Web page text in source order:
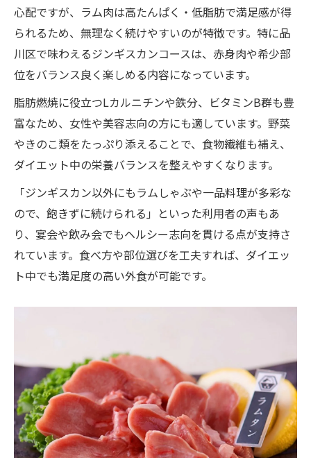
心配ですが、ラム肉は高たんぱく・低脂肪で満足感が得
られるため、無理なく続けやすいのが特徴です。特に品
川区で味わえるジンギスカンコースは、赤身肉や希少部
位をバランス良く楽しめる内容になっています。
脂肪燃焼に役立つLカルニチンや鉄分、ビタミンB群も豊
富なため、女性や美容志向の方にも適しています。野菜
やきのこ類をたっぷり添えることで、食物繊維も補え、
ダイエット中の栄養バランスを整えやすくなります。
「ジンギスカン以外にもラムしゃぶや一品料理が多彩な
ので、飽きずに続けられる」といった利用者の声もあ
り、宴会や飲み会でもヘルシー志向を貫ける点が支持さ
れています。食べ方や部位選びを工夫すれば、ダイエッ
ト中でも満足度の高い外食が可能です。